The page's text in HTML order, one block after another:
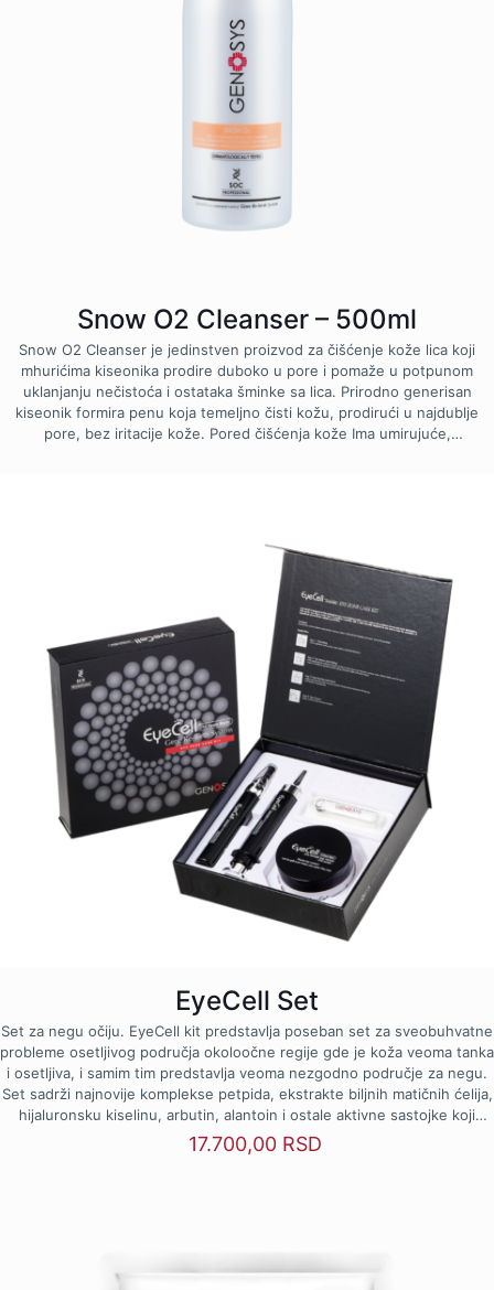
Snow O2 Cleanser – 500ml
Snow O2 Cleanser je jedinstven proizvod za čišćenje kože lica koji
mhurićima kiseonika prodire duboko u pore i pomaže u potpunom
uklanjanju nečistoća i ostataka šminke sa lica. Prirodno generisan
kiseonik formira penu koja temeljno čisti kožu, prodirući u najdublje
pore, bez iritacije kože. Pored čišćenja kože Ima umirujuće,
EyeCell Set
Set za negu očiju. EyeCell kit predstavlja poseban set za sveobuhvatne
probleme osetljivog područja okoloočne regije gde je koža veoma tanka
i osetljiva, i samim tim predstavlja veoma nezgodno područje za negu.
Set sadrži najnovije komplekse petpida, ekstrakte biljnih matičnih ćelija,
hijaluronsku kiselinu, arbutin, alantoin i ostale aktivne sastojke koji
efikasno deluju protiv bora, tamnih podočnjaka i „kesica“ ispod očiju.
Prednosti:
17.700,00 RSD